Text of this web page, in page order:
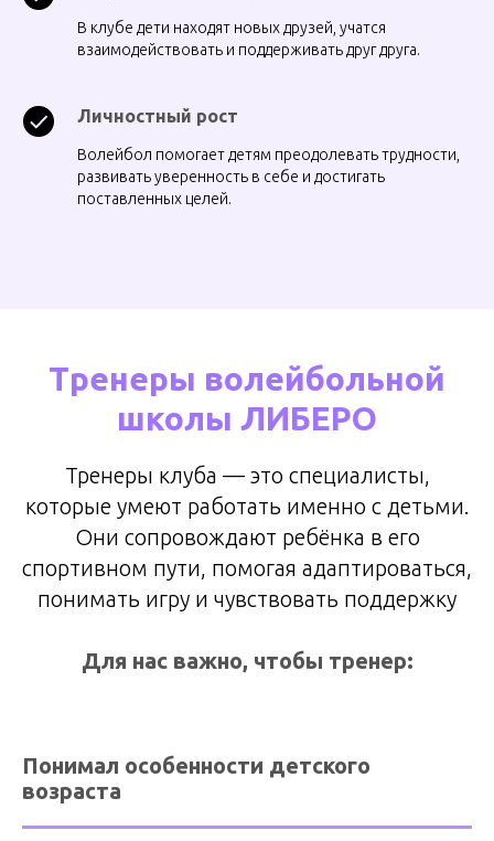
В клубе дети находят новых друзей, учатся
взаимодействовать и поддерживать друг друга.
Личностный рост
Волейбол помогает детям преодолевать трудности,
развивать уверенность в себе и достигать
поставленных целей.
Тренеры волейбольной
школы ЛИБЕРО
Тренеры клуба — это специалисты,
которые умеют работать именно с детьми.
Они сопровождают ребёнка в его
спортивном пути, помогая адаптироваться,
понимать игру и чувствовать поддержку
Для нас важно, чтобы тренер:
Понимал особенности детского
возраста